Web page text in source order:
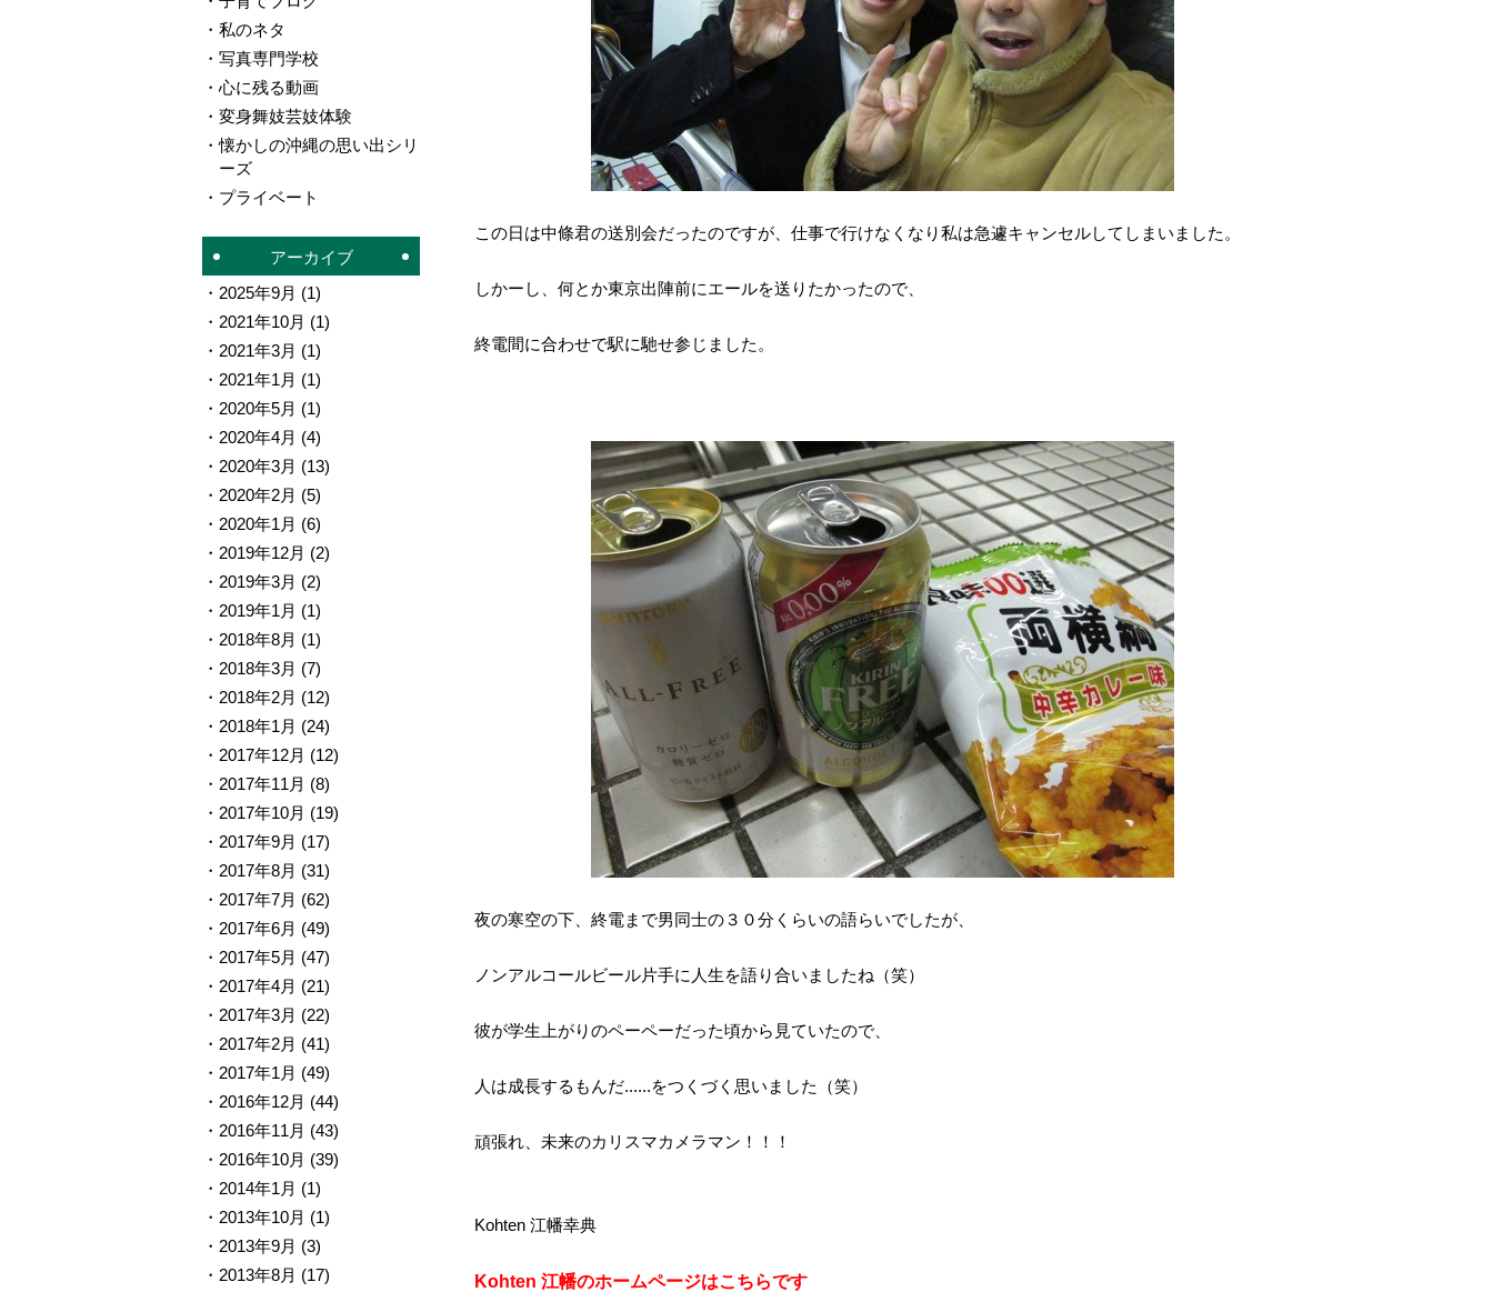
この日は中條君の送別会だったのですが、仕事で行けなくなり私は急遽キャンセルしてしまいました。
しかーし、何とか東京出陣前にエールを送りたかったので、
終電間に合わせで駅に馳せ参じました。
夜の寒空の下、終電まで男同士の３０分くらいの語らいでしたが、
ノンアルコールビール片手に人生を語り合いましたね（笑）
彼が学生上がりのペーペーだった頃から見ていたので、
人は成長するもんだ......をつくづく思いました（笑）
頑張れ、未来のカリスマカメラマン！！！
Kohten 江幡幸典
Kohten 江幡のホームページはこちらです
私のネタ
写真専門学校
心に残る動画
変身舞妓芸妓体験
懐かしの沖縄の思い出シリ
ーズ
プライベート
アーカイブ
2025年9月 (1)
2021年10月 (1)
2021年3月 (1)
2021年1月 (1)
2020年5月 (1)
2020年4月 (4)
2020年3月 (13)
2020年2月 (5)
2020年1月 (6)
2019年12月 (2)
2019年3月 (2)
2019年1月 (1)
2018年8月 (1)
2018年3月 (7)
2018年2月 (12)
2018年1月 (24)
2017年12月 (12)
2017年11月 (8)
2017年10月 (19)
2017年9月 (17)
2017年8月 (31)
2017年7月 (62)
2017年6月 (49)
2017年5月 (47)
2017年4月 (21)
2017年3月 (22)
2017年2月 (41)
2017年1月 (49)
2016年12月 (44)
2016年11月 (43)
2016年10月 (39)
2014年1月 (1)
2013年10月 (1)
2013年9月 (3)
2013年8月 (17)